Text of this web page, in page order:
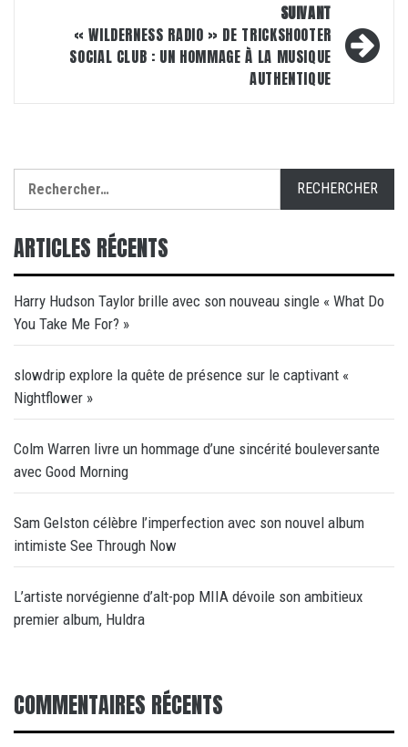
SUIVANT
« WILDERNESS RADIO » DE TRICKSHOOTER
SOCIAL CLUB : UN HOMMAGE À LA MUSIQUE
AUTHENTIQUE
ARTICLES RÉCENTS
Harry Hudson Taylor brille avec son nouveau single « What Do
You Take Me For? »
slowdrip explore la quête de présence sur le captivant «
Nightflower »
Colm Warren livre un hommage d’une sincérité bouleversante
avec Good Morning
Sam Gelston célèbre l’imperfection avec son nouvel album
intimiste See Through Now
L’artiste norvégienne d’alt-pop MIIA dévoile son ambitieux
premier album, Huldra
COMMENTAIRES RÉCENTS